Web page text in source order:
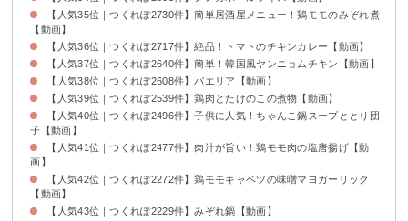
【人気35位｜つくれぽ2730件】簡単居酒屋メニュー！鶏モモのみぞれ煮
【動画】
【人気36位｜つくれぽ2717件】絶品！トマトのチキンカレー【動画】
【人気37位｜つくれぽ2640件】簡単！韓国風ヤンニョムチキン【動画】
【人気38位｜つくれぽ2608件】パエリア【動画】
【人気39位｜つくれぽ2539件】鶏肉とたけのこの煮物【動画】
【人気40位｜つくれぽ2496件】子供に人気！ちゃんこ鍋スープととり団
子【動画】
【人気41位｜つくれぽ2477件】肉汁が旨い！鶏モモ肉の塩唐揚げ【動
画】
【人気42位｜つくれぽ2272件】鶏モモキャベツの味噌マヨガーリック
【動画】
【人気43位｜つくれぽ2229件】みぞれ鍋【動画】